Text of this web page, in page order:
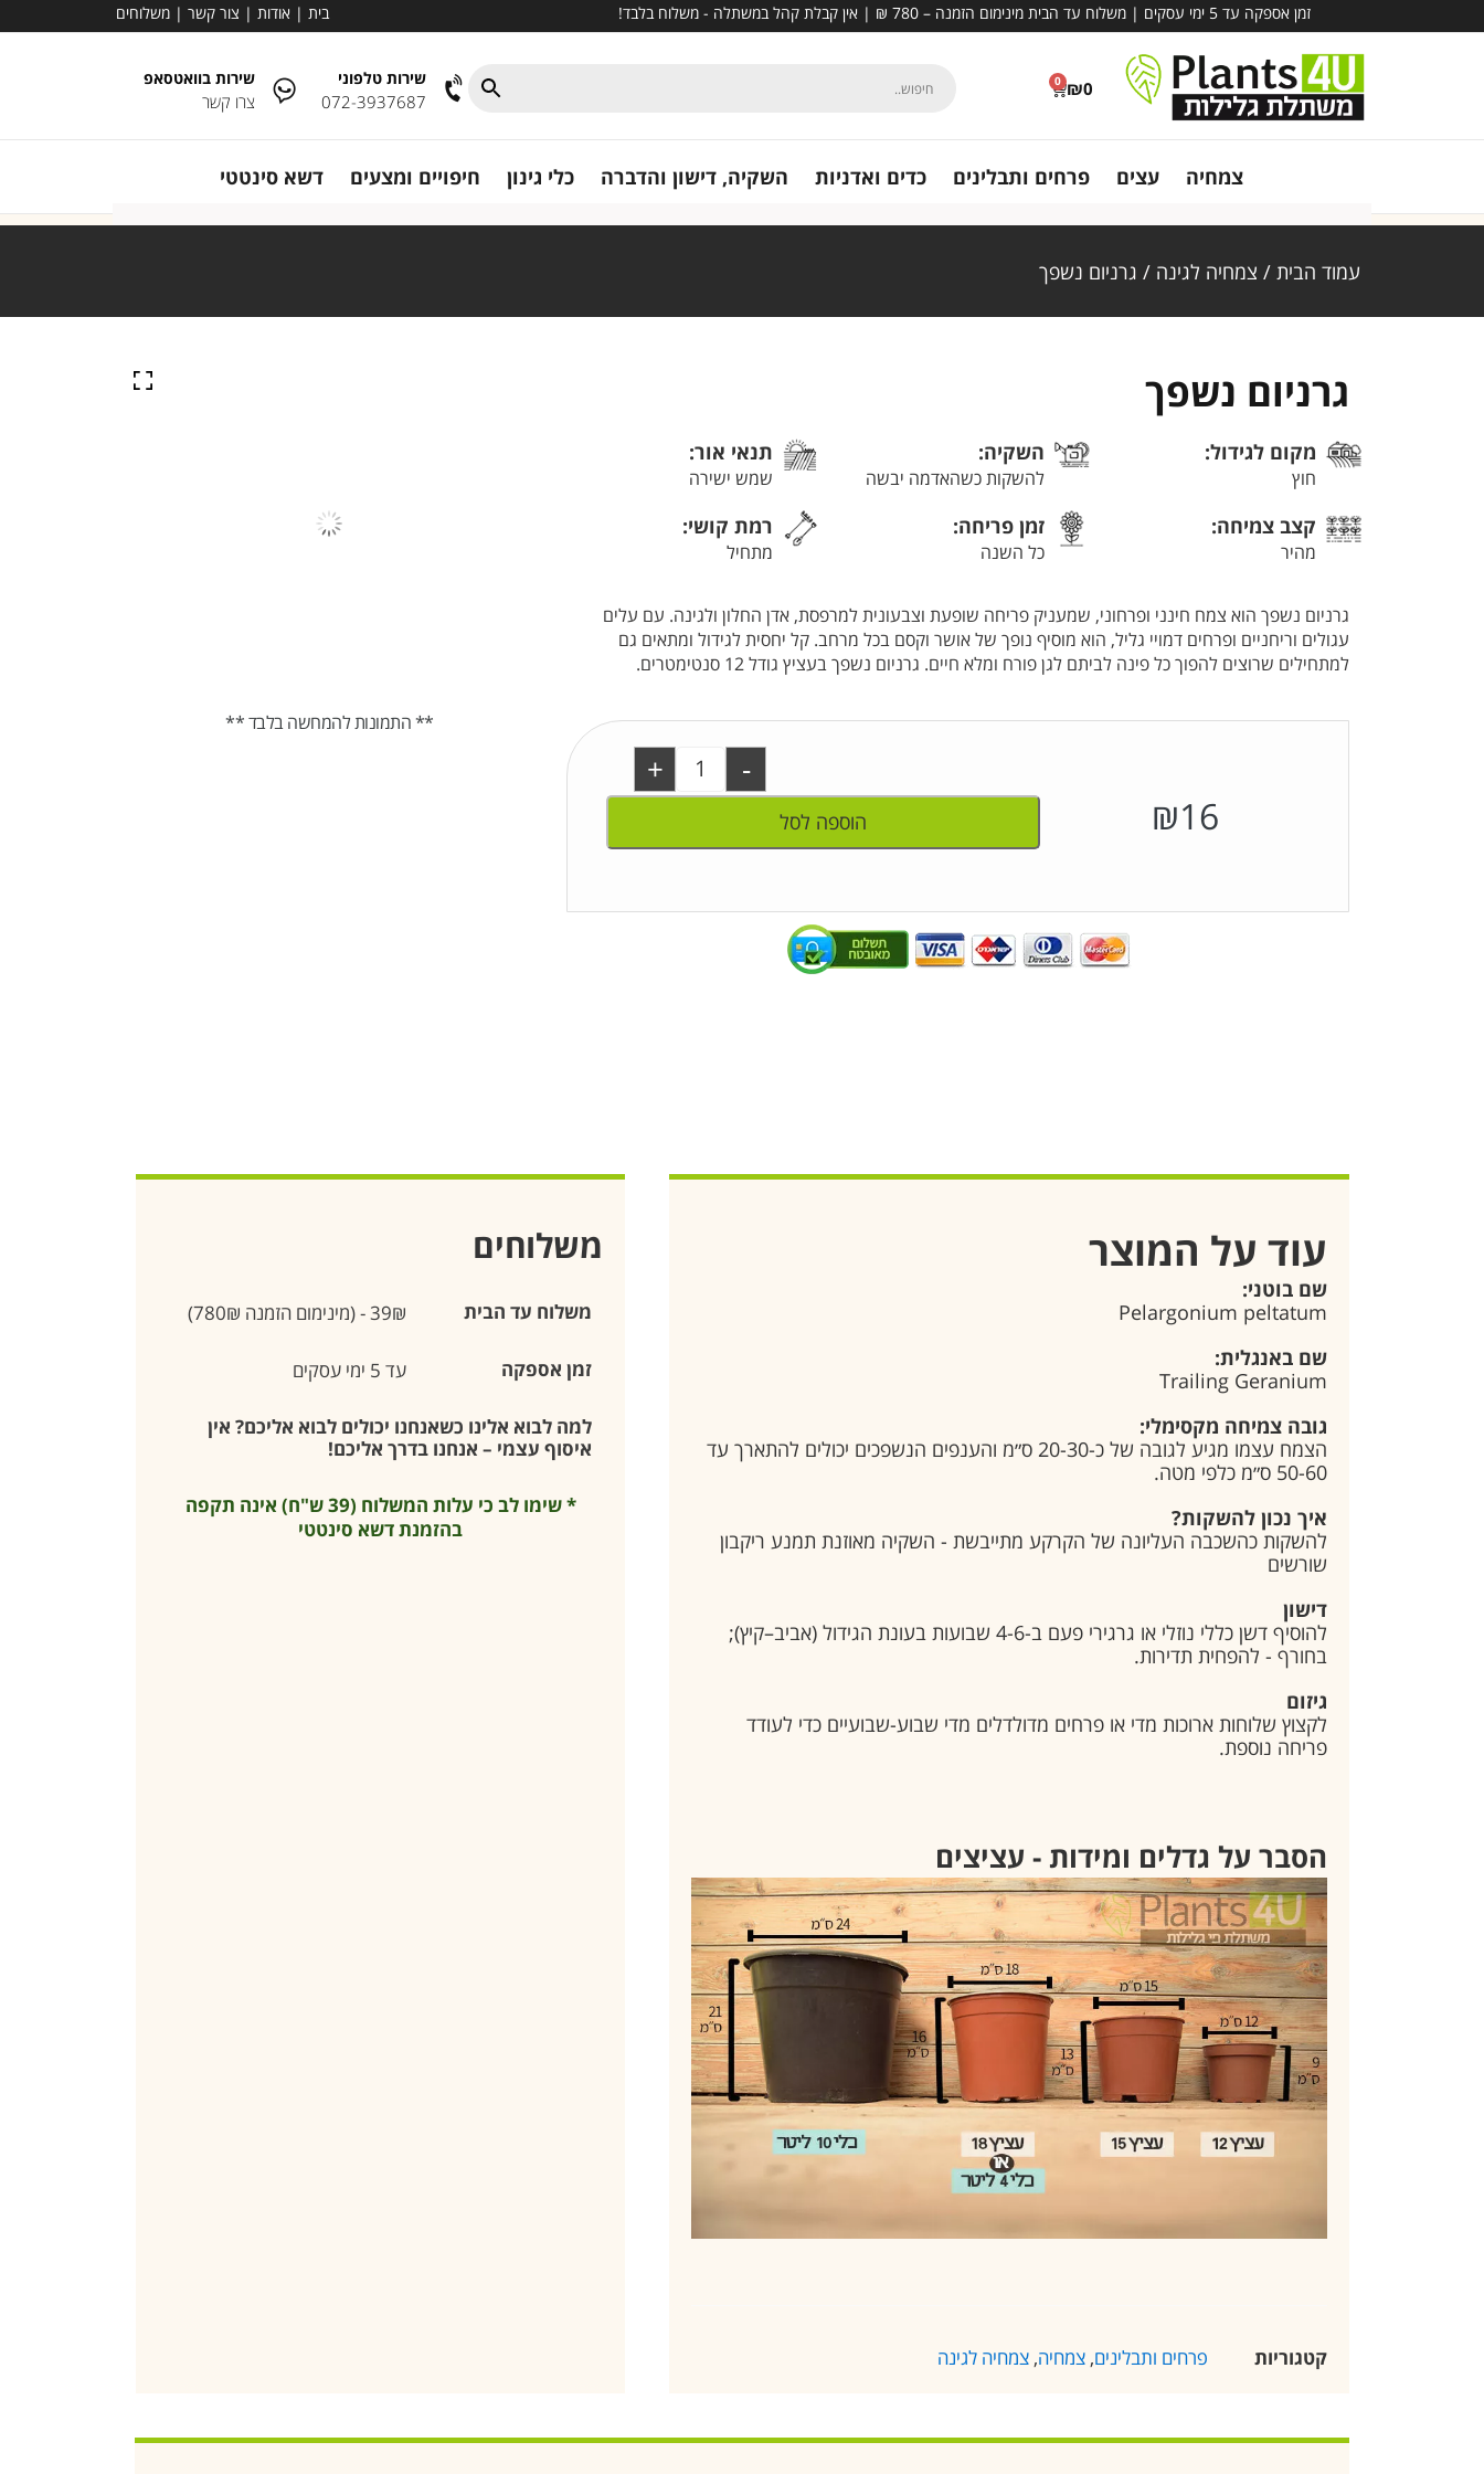
זמן אספקה עד 5 ימי עסקים | משלוח עד הבית מינימום הזמנה – 780 ₪ | אין קבלת קהל במשתלה - משלוח בלבד! בית| אודות| צור קשר| משלוחים
₪0
0 שירות טלפוני
072-3937687
שירות בוואטסאפ
צרו קשר
צמחיה עצים פרחים ותבלינים כדים ואדניות השקיה, דישון והדברה כלי גינון חיפויים ומצעים דשא סינטטי
עמוד הבית / צמחיה לגינה / גרניום נשפך
גרניום נשפך
מקום לגידול:
חוץ
השקיה:
להשקות כשהאדמה יבשה
תנאי אור:
שמש ישירה
קצב צמיחה:
מהיר
זמן פריחה:
כל השנה
רמת קושי:
מתחיל
גרניום נשפך הוא צמח חינני ופרחוני, שמעניק פריחה שופעת וצבעונית למרפסת, אדן החלון ולגינה. עם עלים
עגולים וריחניים ופרחים דמויי גליל, הוא מוסיף נופך של אושר וקסם בכל מרחב. קל יחסית לגידול ומתאים גם
למתחילים שרוצים להפוך כל פינה לביתם לגן פורח ומלא חיים. גרניום נשפך בעציץ גודל 12 סנטימטרים.
₪16
-
+
הוספה לסל
** התמונות להמחשה בלבד **
עוד על המוצר
שם בוטני:
Pelargonium peltatum
שם באנגלית:
Trailing Geranium
גובה צמיחה מקסימלי:
הצמח עצמו מגיע לגובה של כ-20-30 ס״מ והענפים הנשפכים יכולים להתארך עד
50-60 ס״מ כלפי מטה.
איך נכון להשקות?
להשקות כהשכבה העליונה של הקרקע מתייבשת - השקיה מאוזנת תמנע ריקבון
שורשים
דישון
להוסיף דשן כללי נוזלי או גרגירי פעם ב-4-6 שבועות בעונת הגידול (אביב–קיץ);
בחורף - להפחית תדירות.
גיזום
לקצוץ שלוחות ארוכות מדי או פרחים מדולדלים מדי שבוע-שבועיים כדי לעודד
פריחה נוספת.
הסבר על גדלים ומידות - עציצים
קטגוריות פרחים ותבלינים, צמחיה, צמחיה לגינה
משלוחים
משלוח עד הבית 39₪ - (מינימום הזמנה 780₪)
זמן אספקה עד 5 ימי עסקים
למה לבוא אלינו כשאנחנו יכולים לבוא אליכם? אין
איסוף עצמי – אנחנו בדרך אליכם!
* שימו לב כי עלות המשלוח (39 ש"ח) אינה תקפה
בהזמנת דשא סינטטי